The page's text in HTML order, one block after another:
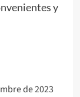
y
de 2023